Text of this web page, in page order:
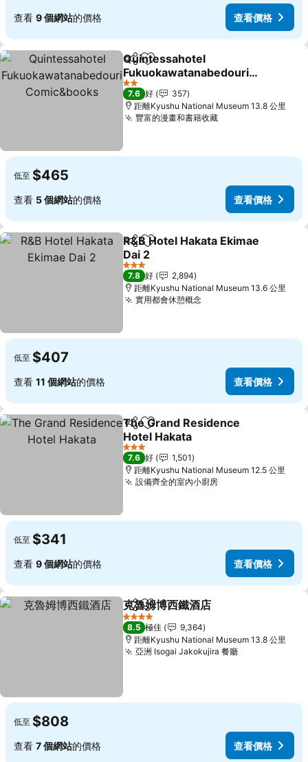
查看 9 個網站的價格 查看價格
分享 放到收藏夾
Quintessahotel
Fukuokawatanabedouri
Comic&books
查看價格
2 星級
7.6 好
357
距離Kyushu National Museum 13.8 公里
豐富的漫畫和書籍收藏查看價格
低至 $465
查看 5 個網站的價格 查看價格
分享 放到收藏夾
R&B Hotel Hakata Ekimae
Dai 2
查看價格
3 星級
7.8 好
2,894
距離Kyushu National Museum 13.6 公里
實用都會休憩概念查看價格
低至 $407
查看 11 個網站的價格 查看價格
分享 放到收藏夾
The Grand Residence
Hotel Hakata
查看價格
3 星級
7.6 好
1,501
距離Kyushu National Museum 12.5 公里
設備齊全的室內小廚房查看價格
低至 $341
查看 9 個網站的價格 查看價格
分享 放到收藏夾
克魯姆博西鐵酒店
4 星級
8.5 極佳
9,364
距離Kyushu National Museum 13.8 公里
亞洲 Isogai Jakokujira 餐廳查看價格
低至 $808
查看 7 個網站的價格 查看價格